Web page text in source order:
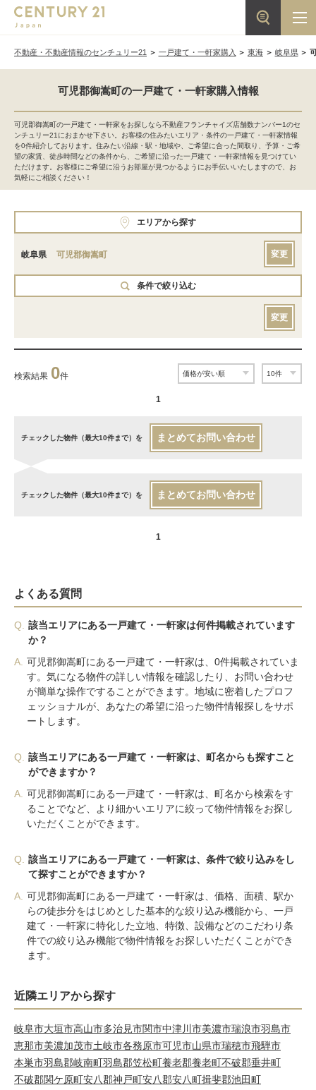
不動産・不動産情報のセンチュリー21 一戸建て・一軒家購入 東海 岐阜県
可児郡御嵩町の一戸建て・一軒家購入情報
可児郡御嵩町の一戸建て・一軒家をお探しなら不動産フランチャイズ店舗数ナンバー1のセ
ンチュリー21におまかせ下さい。お客様の住みたいエリア・条件の一戸建て・一軒家情報
を0件紹介しております。住みたい沿線・駅・地域や、ご希望に合った間取り、予算・ご希
望の家賃、徒歩時間などの条件から、ご希望に沿った一戸建て・一軒家情報を見つけてい
ただけます。お客様にご希望に沿うお部屋が見つかるようにお手伝いいたしますので、お
気軽にご相談ください！
エリアから探す
岐阜県 可児郡御嵩町 変更
条件で絞り込む
変更
検索結果 0件
1
チェックした物件（最大10件まで）を まとめてお問い合わせ
チェックした物件（最大10件まで）を まとめてお問い合わせ
1
よくある質問
Q.
該当エリアにある一戸建て・一軒家は何件掲載されています
か？
A. 可児郡御嵩町にある一戸建て・一軒家は、0件掲載されていま
す。気になる物件の詳しい情報を確認したり、お問い合わせ
が簡単な操作ですることができます。地域に密着したプロフ
ェッショナルが、あなたの希望に沿った物件情報探しをサポ
ートします。
Q.
該当エリアにある一戸建て・一軒家は、町名からも探すこと
ができますか？
A. 可児郡御嵩町にある一戸建て・一軒家は、町名から検索をす
ることでなど、より細かいエリアに絞って物件情報をお探し
いただくことができます。
Q.
該当エリアにある一戸建て・一軒家は、条件で絞り込みをし
て探すことができますか？
A. 可児郡御嵩町にある一戸建て・一軒家は、価格、面積、駅か
らの徒歩分をはじめとした基本的な絞り込み機能から、一戸
建て・一軒家に特化した立地、特徴、設備などのこだわり条
件での絞り込み機能で物件情報をお探しいただくことができ
ます。
近隣エリアから探す
岐阜市大垣市高山市多治見市関市中津川市美濃市瑞浪市羽島市
恵那市美濃加茂市土岐市各務原市可児市山県市瑞穂市飛騨市
本巣市羽島郡岐南町羽島郡笠松町養老郡養老町不破郡垂井町
不破郡関ケ原町安八郡神戸町安八郡安八町揖斐郡池田町